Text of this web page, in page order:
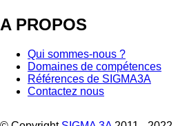
A PROPOS
Qui sommes-nous ?
Domaines de compétences
Références de SIGMA3A
Contactez nous